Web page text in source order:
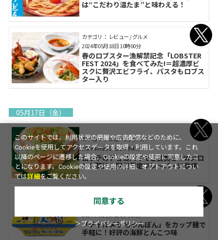
は“こだわり温たま”と味わえる！
カテゴリ： レビュー / グルメ
春のロブスター漁解禁記念「LOBSTER
FEST 2024」を食べてみた!＝超濃厚ビ
スクに贅沢エビフライ、パスタもロブス
ター入り
2024年05月18日 10時00分
05月17日（金）
カテゴリ： ニュース / グルメ
ロッテのチョコパイでご褒美を♡Wメロ
ンが贅沢な期間限定フレーバーに登場
2024年05月17日 20時00分
カテゴリ： ニュース / グルメ
「チャルメラ ちゃんぽん」をカップ麺で
手軽に！好評の海鮮とんこつ味
このサイトでは、利用状況の把握や広告配信などのために、
Cookieを使用してアクセスデータを取得・利用しています。これ
以降のページに遷移した場合、Cookieの設定や使用に同意したこ
とになります。Cookieの設定や使用の詳細、オプトアウトについ
ては詳細をご覧ください。
同意する
＞プライバシーポリシー